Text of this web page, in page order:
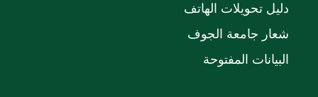
دليل تحويلات الهاتف
شعار جامعة الجوف
البيانات المفتوحة